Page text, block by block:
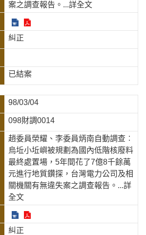
案之調查報告。 ...詳全文
糾正
已結案
98/03/04
098財調0014
趙委員榮耀、李委員炳南自動調查︰
烏坵小坵嶼被規劃為國內低階核廢料
最終處置場，5年間花了7億8千餘萬
元進行地質鑽探，台灣電力公司及相
關機關有無違失案之調查報告。 ...詳
全文
糾正